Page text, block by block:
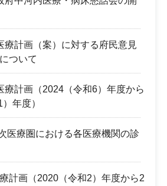
療計画（案）に対する府民意見
ついて
療計画（2024（令和6）年度から
年度）
医療圏における各医療機関の診
計画（2020（令和2）年度から2